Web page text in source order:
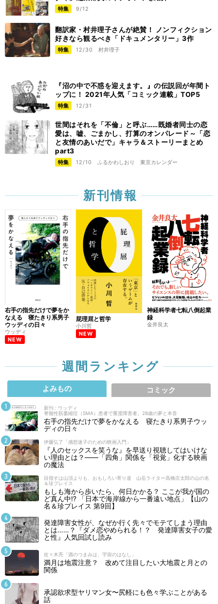
特集 9/12
翻訳家・村井理子さんが絶賛！ ノンフィクション
好きなら観るべき「ドキュメンタリー」3作
特集 12/30 村井理子
『沼の中で不惑を迎えます。』の伝説回が年間ト
ップに！ 2021年人気「コミック連載」TOP5
特集 12/31
世間はそれを「不倫」と呼ぶ……既婚者同士の恋
愛は、嘘、ごまかし、打算のオンパレード～「恋
と友情のあいだで」キャラ＆ストーリーまとめ
part3
特集 12/10 ふるかわしおり 東京カレンダー
新刊情報
右手の指先だけで夢をか
なえる 寝たきり系男子
ウッディの日々
ウッディ
NEW
屁理屈と哲学
小川哲
NEW
神経科学者七転八倒起業
録
金井良太
週間ランキング
よみもの コミック
新刊 : ウッディ
脊髄性筋萎縮症（SMA）患者で重度障害者。28歳の夢と本音
右手の指先だけで夢をかなえる 寝たきり系男子ウッ
ディの日々
伊藤弘了「感想迷子のための映画入門」
『人のセックスを笑うな』を早送り視聴してはいけな
い理由とは？――「四角」関係を「視覚」化する映画
の魔法
目指すは山頂よりも、おもしろい寄り道 山岳ライター高橋庄太郎の山の名
＆珍プレイス
もしも海から歩いたら、何日かかる？ ここが我が国の
ど真ん中!? 「日本で海岸線から一番遠い地点」【山の
名＆珍プレイス 第9回】
発達障害女性が、なぜか行く先々でモテてしまう理由
とは……？『ダメ恋やめられる！？ 発達障害女子の愛
と性』人気回試し読み
佐々木亮「酒のつまみは、宇宙のはなし」
満月は地震注意？ 改めて注目したい大地震と月との
関係
承認欲求型ヤリマン女〜尻軽にも色々学ぶことがある
話